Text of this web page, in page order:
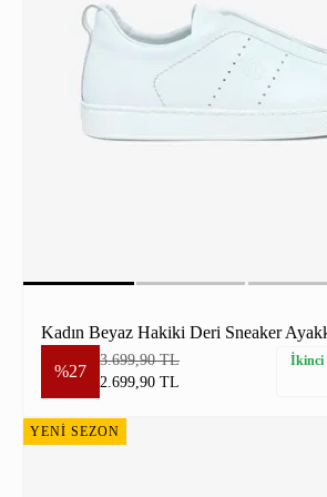
Kadın Beyaz Hakiki Deri Sneaker
%27
3.699,90 TL
2.699,90 TL
İkinci
YENİ SEZON